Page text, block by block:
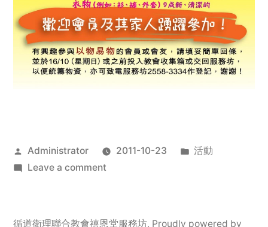
Posted
by
Administrator 2011-10-23
Posted
活動
Leave a commenton
服
循道衛理聯合教會禧恩堂服務坊, Proudly powered by